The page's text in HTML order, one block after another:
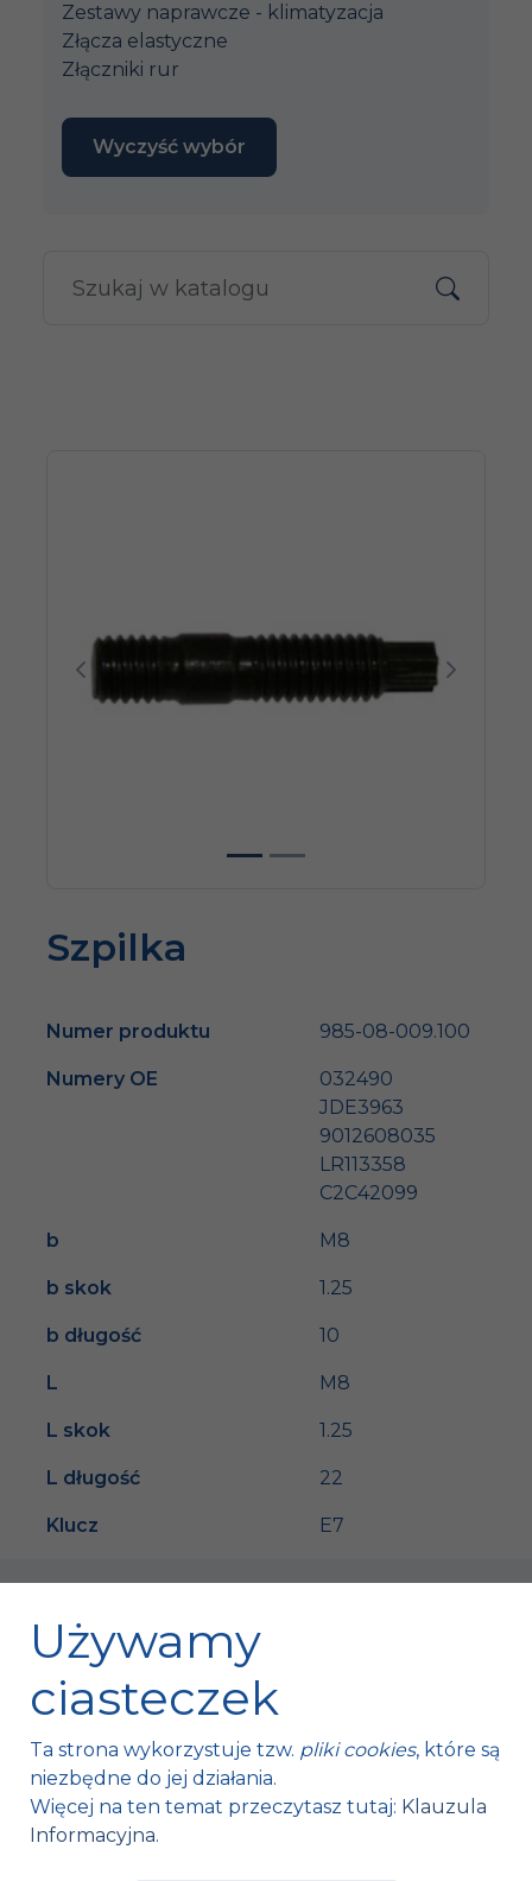
Zestawy naprawcze - klimatyzacja
Złącza elastyczne
Złączniki rur
Wyczyść wybór
Poprzedni
Szpilka
Numer produktu 985-08-009.100
Numery OE
032490
JDE3963
9012608035
LR113358
C2C42099
b M8
b skok 1.25
b długość 10
L M8
L skok 1.25
L długość 22
Klucz E7
Mroczków 4a,
26-120 Bliżyn, Polska
tel. +48 41 254 12 66
Używamy
ciasteczek
Ta strona wykorzystuje tzw. pliki cookies, które są
niezbędne do jej działania.
Więcej na ten temat przeczytasz tutaj: Klauzula
Informacyjna.